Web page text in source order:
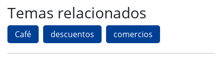
Temas relacionados
Café descuentos comercios